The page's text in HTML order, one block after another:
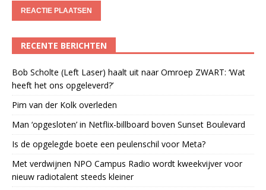
RECENTE BERICHTEN
Bob Scholte (Left Laser) haalt uit naar Omroep ZWART: ‘Wat
heeft het ons opgeleverd?’
Pim van der Kolk overleden
Man ‘opgesloten’ in Netflix-billboard boven Sunset Boulevard
Is de opgelegde boete een peulenschil voor Meta?
Met verdwijnen NPO Campus Radio wordt kweekvijver voor
nieuw radiotalent steeds kleiner